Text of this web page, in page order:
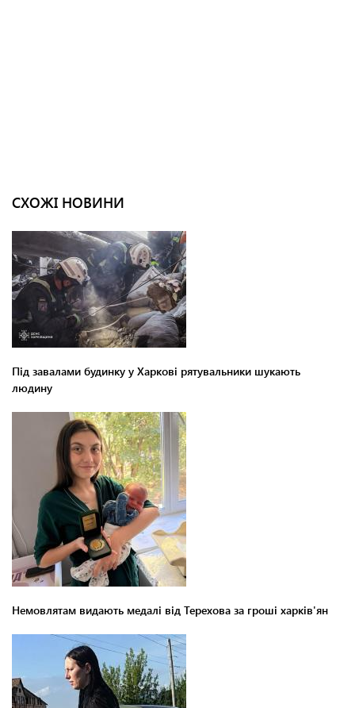
СХОЖІ НОВИНИ
Під завалами будинку у Харкові рятувальники шукають
людину
Немовлятам видають медалі від Терехова за гроші харків'ян